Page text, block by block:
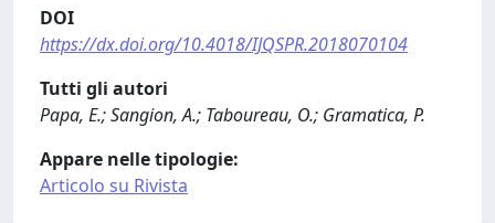
DOI
https://dx.doi.org/10.4018/IJQSPR.2018070104
Tutti gli autori
Papa, E.; Sangion, A.; Taboureau, O.; Gramatica, P.
Appare nelle tipologie:
Articolo su Rivista